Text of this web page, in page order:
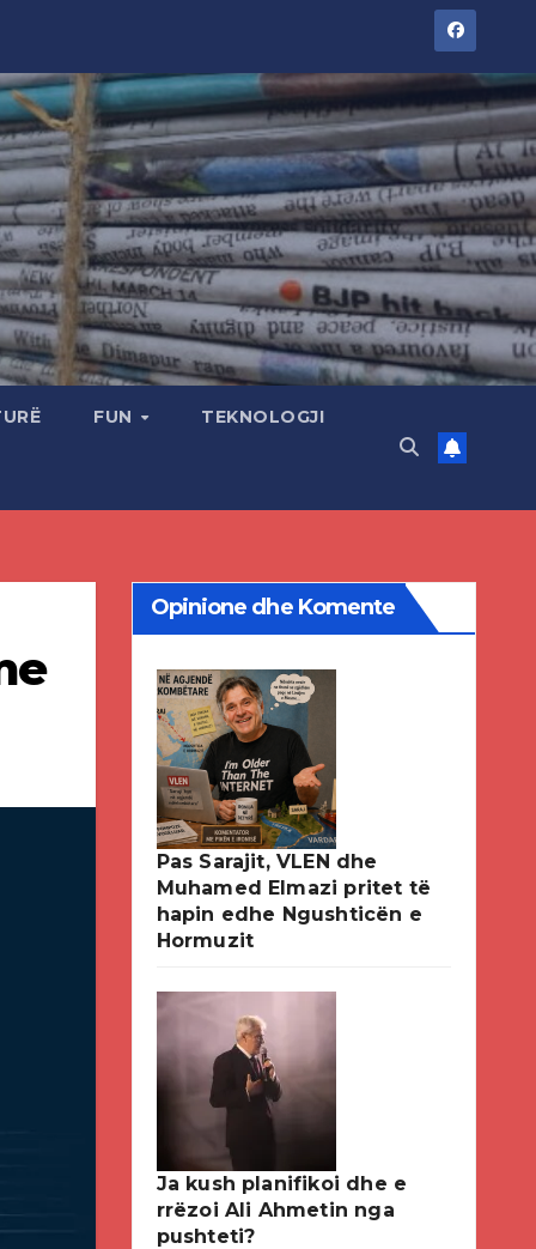
FUN TEKNOLOGJI
Opinione dhe Komente
Pas Sarajit, VLEN dhe
Muhamed Elmazi pritet të
hapin edhe Ngushticën e
Hormuzit
Ja kush planifikoi dhe e
rrëzoi Ali Ahmetin nga
pushteti?